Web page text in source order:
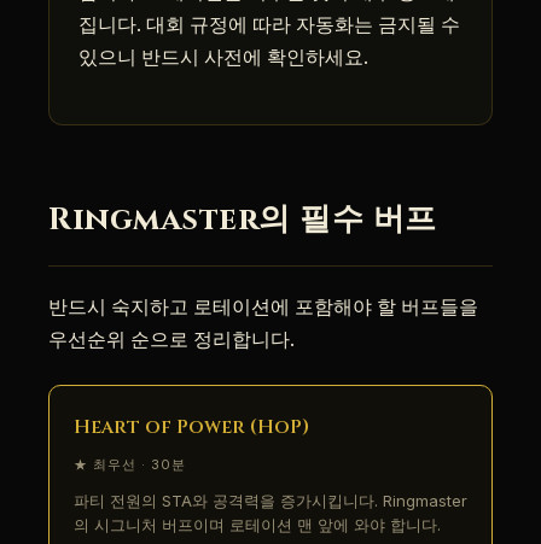
집니다. 대회 규정에 따라 자동화는 금지될 수
있으니 반드시 사전에 확인하세요.
Ringmaster의 필수 버프
반드시 숙지하고 로테이션에 포함해야 할 버프들을
우선순위 순으로 정리합니다.
Heart of Power (HoP)
★ 최우선 · 30분
파티 전원의 STA와 공격력을 증가시킵니다. Ringmaster
의 시그니처 버프이며 로테이션 맨 앞에 와야 합니다.